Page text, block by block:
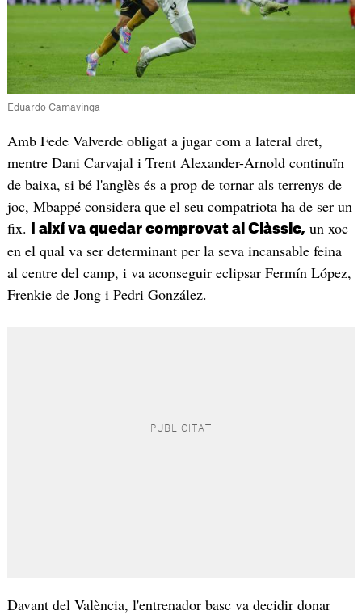
Eduardo Camavinga
Amb Fede Valverde obligat a jugar com a lateral dret,
mentre Dani Carvajal i Trent Alexander-Arnold continuïn
de baixa, si bé l'anglès és a prop de tornar als terrenys de
joc, Mbappé considera que el seu compatriota ha de ser un
fix.
I així va quedar comprovat al Clàssic, un xoc
en el qual va ser determinant per la seva incansable feina
al centre del camp, i va aconseguir eclipsar Fermín López,
Frenkie de Jong i Pedri González.
Davant del València, l'entrenador basc va decidir donar